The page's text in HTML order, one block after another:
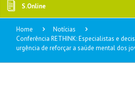
S.Online
Home
Notícias
Conferência RETHINK: Especialistas e
urgência de reforçar a saúde mental dos